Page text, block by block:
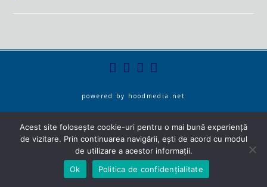
powered by hoodmedia.net
Acest site folosește cookie-uri pentru o mai bună experiență
de vizitare. Prin continuarea navigării, ești de acord cu modul
de utilizare a acestor informații.
Ok
Politica de confidențialitate